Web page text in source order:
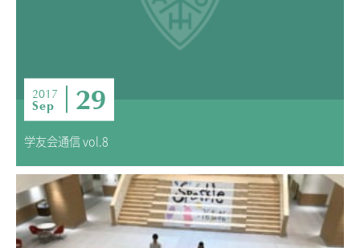
2017
Sep 29
学友会通信 vol.8